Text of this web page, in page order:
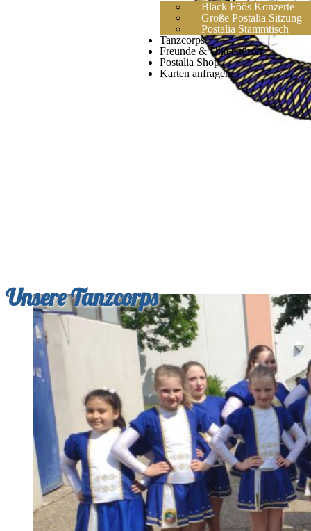
Black Föös Konzerte
Große Postalia Sitzung
Postalia Stammtisch
Tanzcorps
Freunde & Unterstützer
Postalia Shop
Karten anfragen
Unsere Tanzcorps